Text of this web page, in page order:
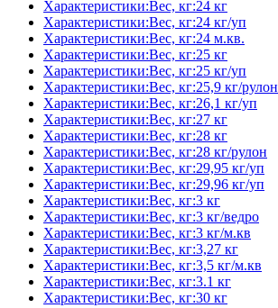
Характеристики:Вес, кг:24 кг
Характеристики:Вес, кг:24 кг/уп
Характеристики:Вес, кг:24 м.кв.
Характеристики:Вес, кг:25 кг
Характеристики:Вес, кг:25 кг/уп
Характеристики:Вес, кг:25,9 кг/рулон
Характеристики:Вес, кг:26,1 кг/уп
Характеристики:Вес, кг:27 кг
Характеристики:Вес, кг:28 кг
Характеристики:Вес, кг:28 кг/рулон
Характеристики:Вес, кг:29,95 кг/уп
Характеристики:Вес, кг:29,96 кг/уп
Характеристики:Вес, кг:3 кг
Характеристики:Вес, кг:3 кг/ведро
Характеристики:Вес, кг:3 кг/м.кв
Характеристики:Вес, кг:3,27 кг
Характеристики:Вес, кг:3,5 кг/м.кв
Характеристики:Вес, кг:3.1 кг
Характеристики:Вес, кг:30 кг